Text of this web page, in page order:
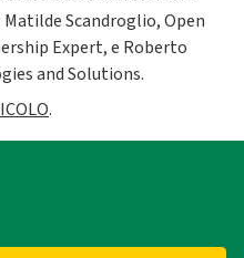
Scandroglio, Open
Expert, e Roberto
and Solutions.
.